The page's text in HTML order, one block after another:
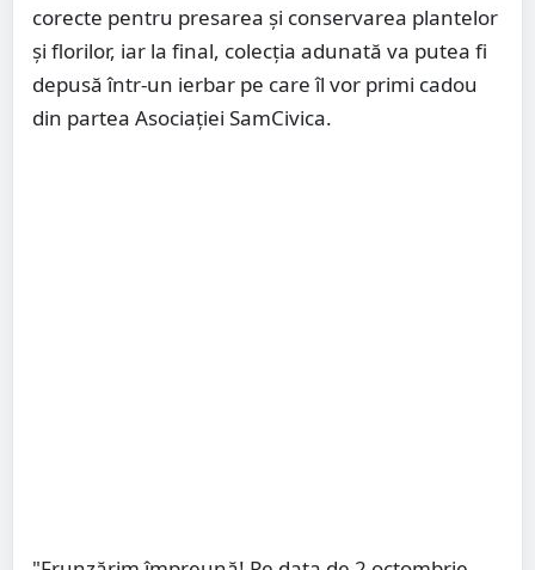
corecte pentru presarea și conservarea plantelor
și florilor, iar la final, colecția adunată va putea fi
depusă într-un ierbar pe care îl vor primi cadou
din partea Asociației SamCivica.